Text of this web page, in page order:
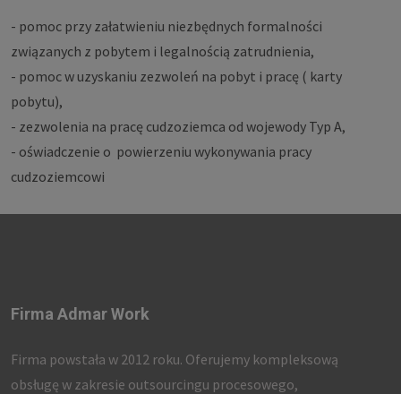
- pomoc przy załatwieniu niezbędnych formalności
związanych z pobytem i legalnością zatrudnienia,
- pomoc w uzyskaniu zezwoleń na pobyt i pracę ( karty
pobytu),
- zezwolenia na pracę cudzoziemca od wojewody Typ A,
- oświadczenie o powierzeniu wykonywania pracy
cudzoziemcowi
Firma Admar Work
Firma powstała w 2012 roku. Oferujemy kompleksową
obsługę w zakresie outsourcingu procesowego,